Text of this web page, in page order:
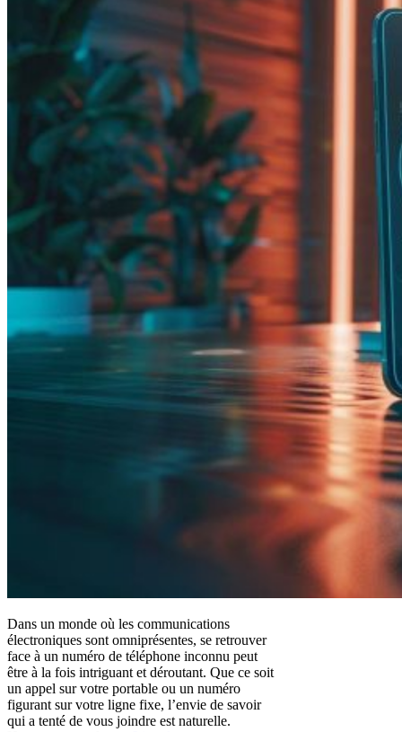
Dans un monde où les communications
électroniques sont omniprésentes, se retrouver
face à un numéro de téléphone inconnu peut
être à la fois intriguant et déroutant. Que ce soit
un appel sur votre portable ou un numéro
figurant sur votre ligne fixe, l’envie de savoir
qui a tenté de vous joindre est naturelle.